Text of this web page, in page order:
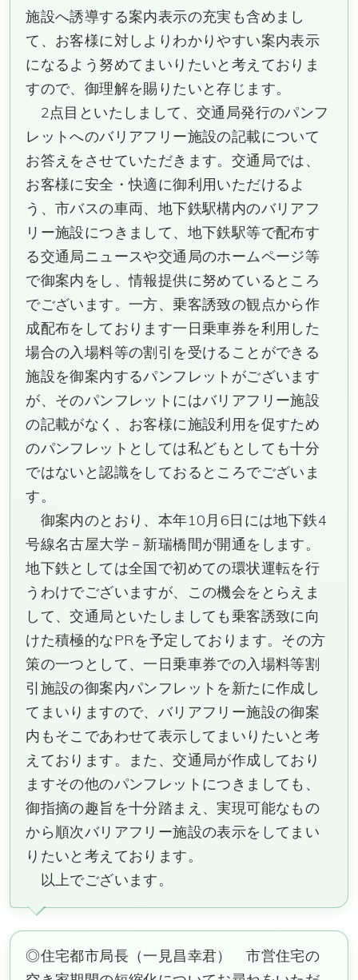
施設へ誘導する案内表示の充実も含めまし
て、お客様に対しよりわかりやすい案内表示
になるよう努めてまいりたいと考えておりま
すので、御理解を賜りたいと存じます。
2点目といたしまして、交通局発行のパンフ
レットへのバリアフリー施設の記載について
お答えをさせていただきます。交通局では、
お客様に安全・快適に御利用いただけるよ
う、市バスの車両、地下鉄駅構内のバリアフ
リー施設につきまして、地下鉄駅等で配布す
る交通局ニュースや交通局のホームページ等
で御案内をし、情報提供に努めているところ
でございます。一方、乗客誘致の観点から作
成配布をしております一日乗車券を利用した
場合の入場料等の割引を受けることができる
施設を御案内するパンフレットがございます
が、そのパンフレットにはバリアフリー施設
の記載がなく、お客様に施設利用を促すため
のパンフレットとしては私どもとしても十分
ではないと認識をしておるところでございま
す。
御案内のとおり、本年10月6日には地下鉄4
号線名古屋大学－新瑞橋間が開通をします。
地下鉄としては全国で初めての環状運転を行
うわけでございますが、この機会をとらえま
して、交通局といたしましても乗客誘致に向
けた積極的なPRを予定しております。その方
策の一つとして、一日乗車券での入場料等割
引施設の御案内パンフレットを新たに作成し
てまいりますので、バリアフリー施設の御案
内もそこであわせて表示してまいりたいと考
えております。また、交通局が作成しており
ますその他のパンフレットにつきましても、
御指摘の趣旨を十分踏まえ、実現可能なもの
から順次バリアフリー施設の表示をしてまい
りたいと考えております。
以上でございます。
◎住宅都市局長（一見昌幸君） 市営住宅の